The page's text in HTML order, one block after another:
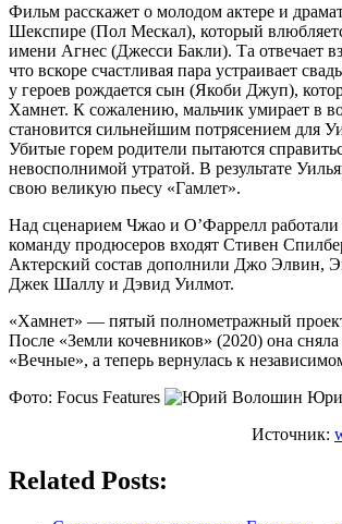
Фильм расскажет о молодом актере и
Шекспире (Пол Мескал), который
имени Агнес (Джесси Бакли). Та отвечает
что вскоре счастливая пара устраивает
у героев рождается сын (Якоби Джуп),
Хамнет. К сожалению, мальчик умирает в
становится сильнейшим потрясением для
Убитые горем родители пытаются
невосполнимой утратой. В результате
свою великую пьесу «Гамлет».
Над сценарием Чжао и О’Фаррелл работали
команду продюсеров входят Стивен
Актерский состав дополнили Джо Элвин,
Джек Шаллу и Дэвид Уилмот.
«Хамнет» — пятый полнометражный
После «Земли кочевников» (2020) она
«Вечные», а теперь вернулась к
Фото: Focus Features
Источник:
Related Posts: